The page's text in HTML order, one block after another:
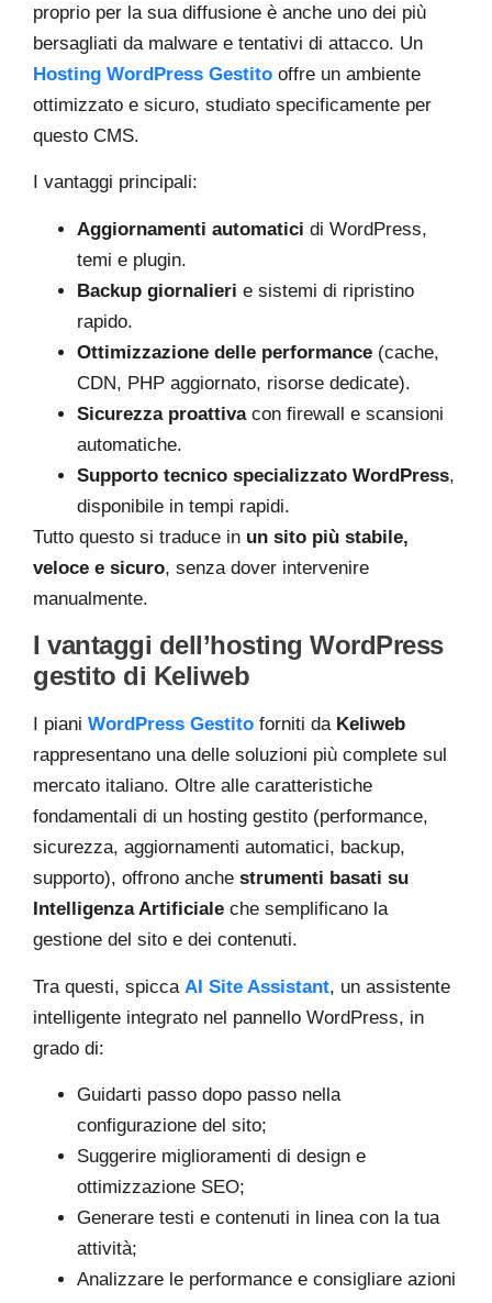
proprio per la sua diffusione è anche uno dei più
bersagliati da malware e tentativi di attacco. Un
Hosting WordPress Gestito offre un ambiente
ottimizzato e sicuro, studiato specificamente per
questo CMS.
I vantaggi principali:
Aggiornamenti automatici di WordPress,
temi e plugin.
Backup giornalieri e sistemi di ripristino
rapido.
Ottimizzazione delle performance (cache,
CDN, PHP aggiornato, risorse dedicate).
Sicurezza proattivacon firewall e scansioni
automatiche.
Supporto tecnico specializzato WordPress,
disponibile in tempi rapidi.
Tutto questo si traduce in un sito più stabile,
veloce e sicuro, senza dover intervenire
manualmente.
I vantaggi dell’hosting WordPress
gestito di Keliweb
I piani WordPress Gestito forniti da Keliweb
rappresentano una delle soluzioni più complete sul
mercato italiano. Oltre alle caratteristiche
fondamentali di un hosting gestito (performance,
sicurezza, aggiornamenti automatici, backup,
supporto), offrono anche strumenti basati su
Intelligenza Artificiale che semplificano la
gestione del sito e dei contenuti.
Tra questi, spicca AI Site Assistant, un assistente
intelligente integrato nel pannello WordPress, in
grado di:
Guidarti passo dopo passo nella
configurazione del sito;
Suggerire miglioramenti di design e
ottimizzazione SEO;
Generare testi e contenuti in linea con la tua
attività;
Analizzare le performance e consigliare azioni